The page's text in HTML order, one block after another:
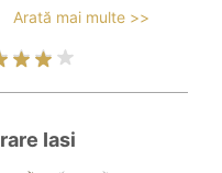
Arată mai multe >>
Iasi